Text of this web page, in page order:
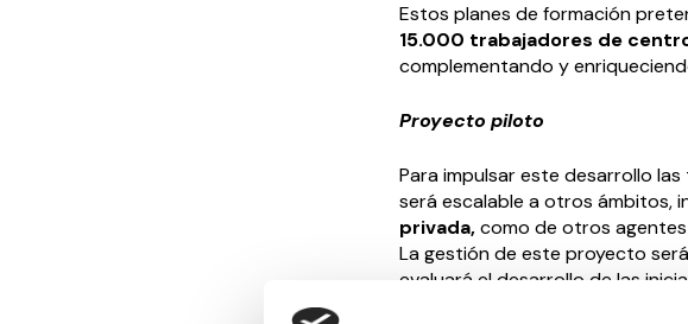
Estos planes de formación
15.000 trabajadores de
complementando y
Proyecto piloto
Para impulsar este desarrollo
será escalable a otros ámbitos,
privada,como de otros
La gestión de este proyecto
evaluará el desarrollo de las